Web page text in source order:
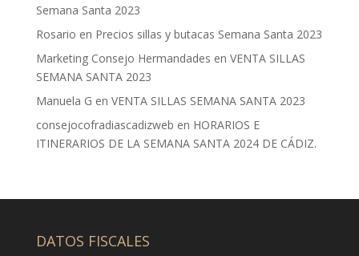
Semana Santa 2023
Rosario en Precios sillas y butacas Semana Santa 2023
Marketing Consejo Hermandades en VENTA SILLAS
SEMANA SANTA 2023
Manuela G en VENTA SILLAS SEMANA SANTA 2023
consejocofradiascadizweb en HORARIOS E
ITINERARIOS DE LA SEMANA SANTA 2024 DE CÁDIZ.
DATOS FISCALES